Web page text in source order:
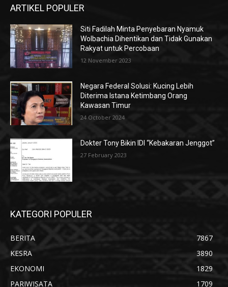
ARTIKEL POPULER
Siti Fadilah Minta Penyebaran Nyamuk
Wolbachia Dihentikan dan Tidak Gunakan
Rakyat untuk Percobaan
12 November 2023
Negara Federal Solusi: Kucing Lebih
Diterima Istana Ketimbang Orang
Kawasan Timur
24 October 2024
Dokter Tony Bikin IDI “Kebakaran Jenggot”
27 February 2023
KATEGORI POPULER
BERITA
7867
KESRA
3890
EKONOMI
1829
PARIWISATA
1709